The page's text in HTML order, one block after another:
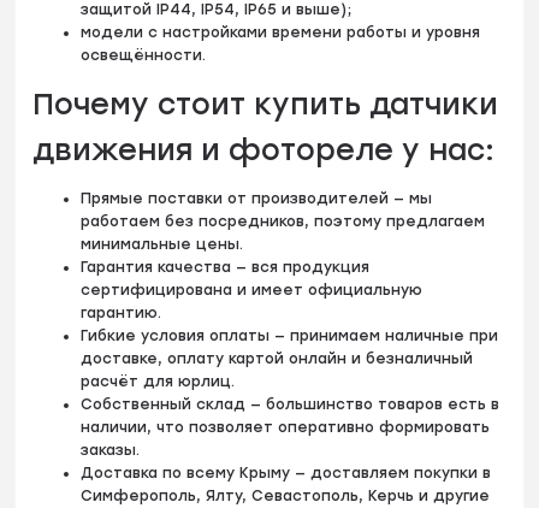
защитой IP44, IP54, IP65 и выше);
модели с настройками времени работы и уровня
освещённости.
Почему стоит купить датчики
движения и фотореле у нас:
Прямые поставки от производителей — мы
работаем без посредников, поэтому предлагаем
минимальные цены.
Гарантия качества — вся продукция
сертифицирована и имеет официальную
гарантию.
Гибкие условия оплаты — принимаем наличные при
доставке, оплату картой онлайн и безналичный
расчёт для юрлиц.
Собственный склад — большинство товаров есть в
наличии, что позволяет оперативно формировать
заказы.
Доставка по всему Крыму — доставляем покупки в
Симферополь, Ялту, Севастополь, Керчь и другие